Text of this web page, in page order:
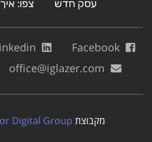
עסק חדש
צפו:
Facebook
מקבוצת Digital Group